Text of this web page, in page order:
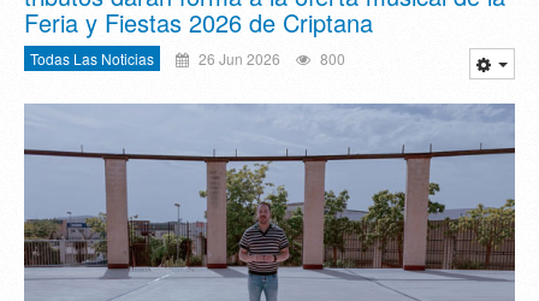
Feria y Fiestas 2026 de Criptana
Todas Las Noticias 26 Jun 2026 800